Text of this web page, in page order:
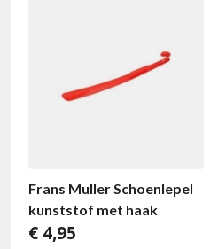
Frans Muller Schoenlepel
kunststof met haak
€ 4,95